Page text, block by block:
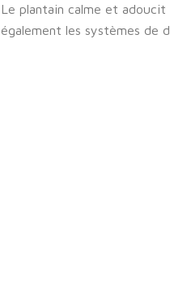
Le plantain calme et
également les systèmes de